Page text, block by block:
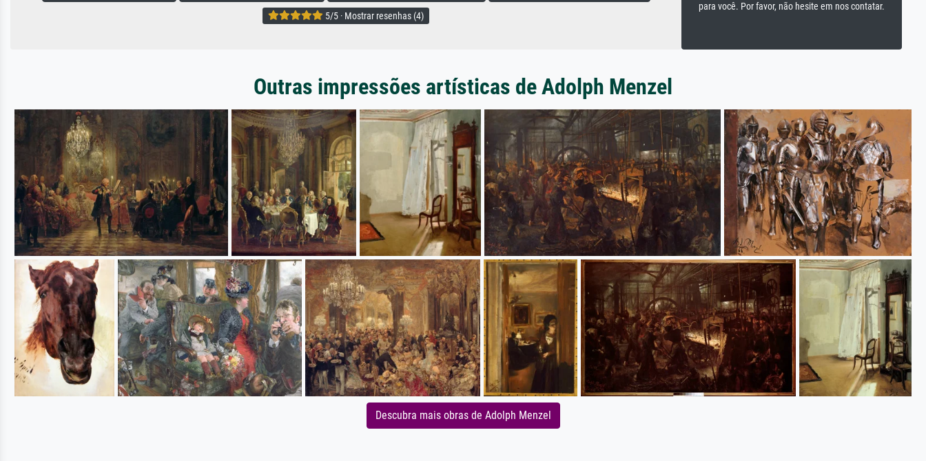
5/5 · Mostrar resenhas (4)
para você. Por favor, não hesite em nos contatar.
Outras impressões artísticas de Adolph Menzel
Descubra mais obras de Adolph Menzel